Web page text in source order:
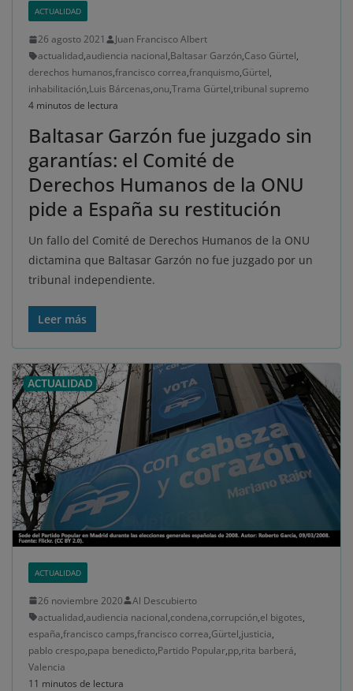
ACTUALIDAD
26 agosto 2021
Juan Francisco Albert
actualidad,audiencia nacional,Baltasar Garzón,Caso Gürtel,
derechos humanos,francisco correa,franquismo,Gürtel,
inhabilitación,Luis Bárcenas,onu,Trama Gürtel,tribunal supremo
4 minutos de lectura
Baltasar Garzón fue juzgado sin
garantías: el Comité de
Derechos Humanos de la ONU
pide a España su restitución
Un fallo del Comité de Derechos Humanos de la ONU
dictamina que Baltasar Garzón no fue juzgado por un
tribunal independiente.
Leer más
ACTUALIDAD
26 noviembre 2020
Al Descubierto
actualidad,audiencia nacional,condena,corrupción,el bigotes,
españa,francisco camps,francisco correa,Gürtel,justicia,
pablo crespo,papa benedicto,Partido Popular,pp,rita barberá,
Valencia
11 minutos de lectura